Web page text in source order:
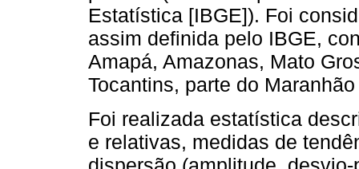
Estatística [IBGE]). Foi
assim definida pelo IBGE,
Amapá, Amazonas, Mato
Tocantins, parte do
Foi realizada estatística
e relativas, medidas de